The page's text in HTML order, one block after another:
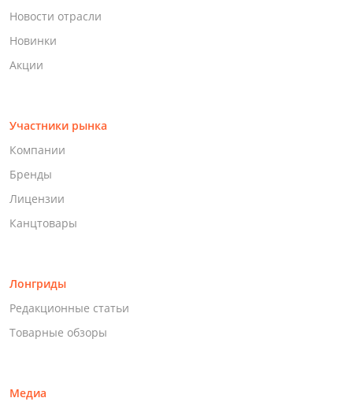
Новости отрасли
Новинки
Акции
Участники рынка
Компании
Бренды
Лицензии
Канцтовары
Лонгриды
Редакционные статьи
Товарные обзоры
Медиа